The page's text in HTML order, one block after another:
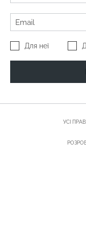
Для неї
УСІ